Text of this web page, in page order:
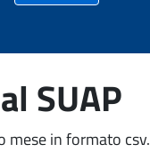
SUAP
mese in formato csv.